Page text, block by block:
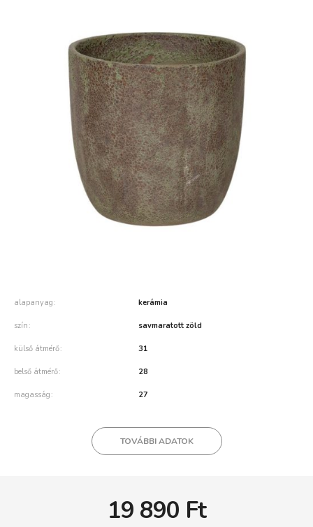
alapanyag kerámia
szín savmaratott zöld
külső átmérő 31
belső átmérő 28
magasság 27
TOVÁBBI ADATOK
19 890 Ft